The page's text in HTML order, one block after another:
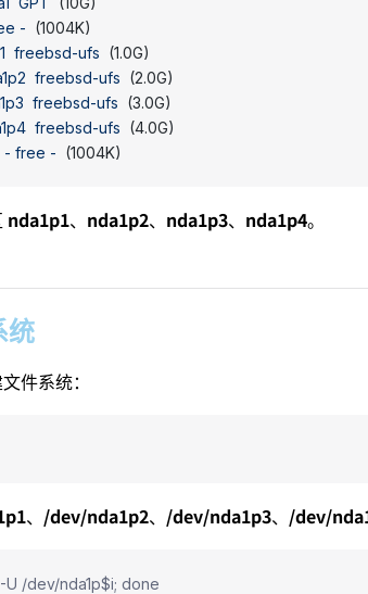
-
  (1004K)
  freebsd-ufs
  (1.0G)
  freebsd-ufs
  (2.0G)
  freebsd-ufs
  (3.0G)
  freebsd-ufs
  (4.0G)
-
free -
  (1004K)
nda1p1、 nda1p2、 nda1p3、 nda1p4。
统
件系统：
、 /dev/nda1p2、 /dev/nda1p3、 /dev/
/dev/nda1p$i; done